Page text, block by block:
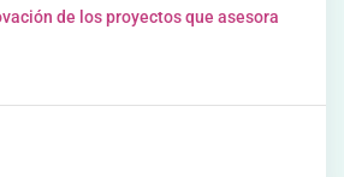
de los proyectos que asesora